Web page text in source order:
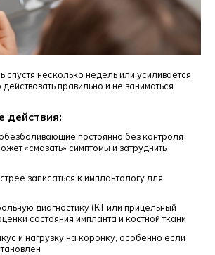
спустя несколько недель или усиливается
правильно и не заниматься
действия:
постоянно без контроля
«смазать» симптомы и затруднить
записаться к имплантологу для
диагностику (КТ или прицельный
состояния импланта и костной ткани
и нагрузку на коронку, особенно если